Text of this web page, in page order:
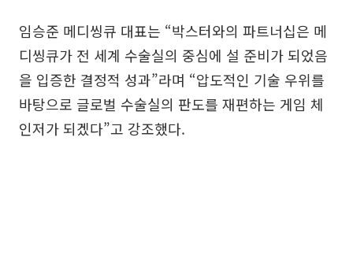
임승준 메디씽큐 대표는 “박스터와의 파트너십은 메
디씽큐가 전 세계 수술실의 중심에 설 준비가 되었음
을 입증한 결정적 성과”라며 “압도적인 기술 우위를
바탕으로 글로벌 수술실의 판도를 재편하는 게임 체
인저가 되겠다”고 강조했다.